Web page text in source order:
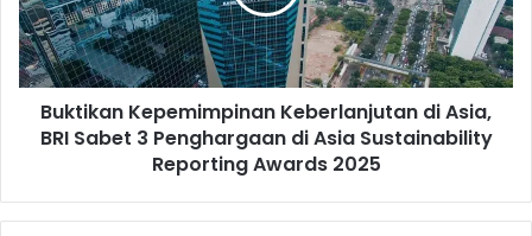
h
i
H
a
e
k
a
n
K
Buktikan Kepemimpinan Keberlanjutan di Asia,
BRI Sabet 3 Penghargaan di Asia Sustainability
Reporting Awards 2025